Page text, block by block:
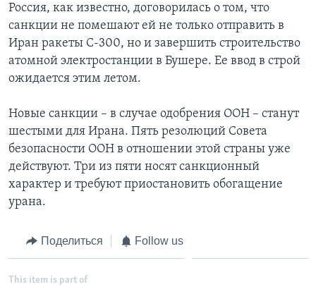
Россия, как известно, договорилась о том, что
санкции не помешают ей не только отправить в
Иран ракеты С-300, но и завершить строительство
атомной электростанции в Бушере. Ее ввод в строй
ожидается этим летом.
Новые санкции – в случае одобрения ООН – станут
шестыми для Ирана. Пять резолюций Совета
безопасности ООН в отношении этой страны уже
действуют. Три из пяти носят санкционный
характер и требуют приостановить обогащение
урана.
Поделиться Follow us
This item is part of